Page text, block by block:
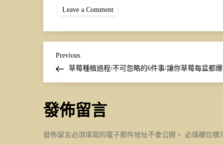
Leave a Comment
種
文
章
導
Previous
Post
Previous
草莓種植過程/不可忽略的6件事/讓你草莓每盆都
發佈留言
發佈留言必須填寫的電子郵件地址不會公開。 必填欄位標